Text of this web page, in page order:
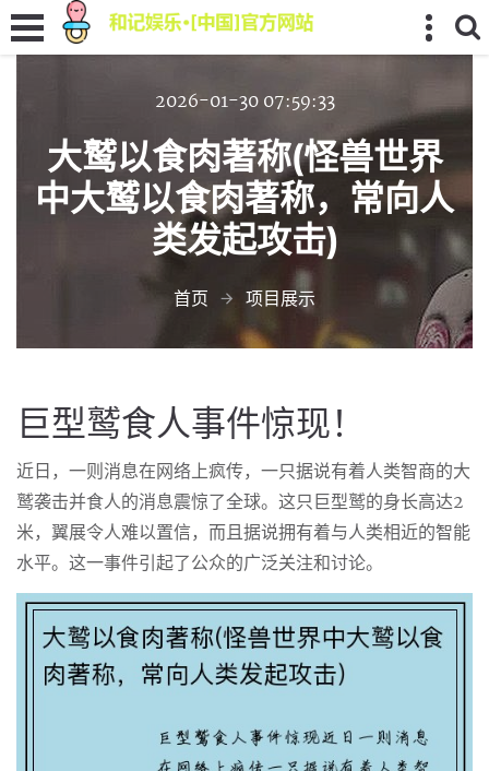
2026-01-30 07:59:33
大鹫以食肉著称(怪兽世界
中大鹫以食肉著称，常向人
类发起攻击)
首页 项目展示
巨型鹫食人事件惊现！
近日，一则消息在网络上疯传，一只据说有着人类智商的大
鹫袭击并食人的消息震惊了全球。这只巨型鹫的身长高达2
米，翼展令人难以置信，而且据说拥有着与人类相近的智能
水平。这一事件引起了公众的广泛关注和讨论。